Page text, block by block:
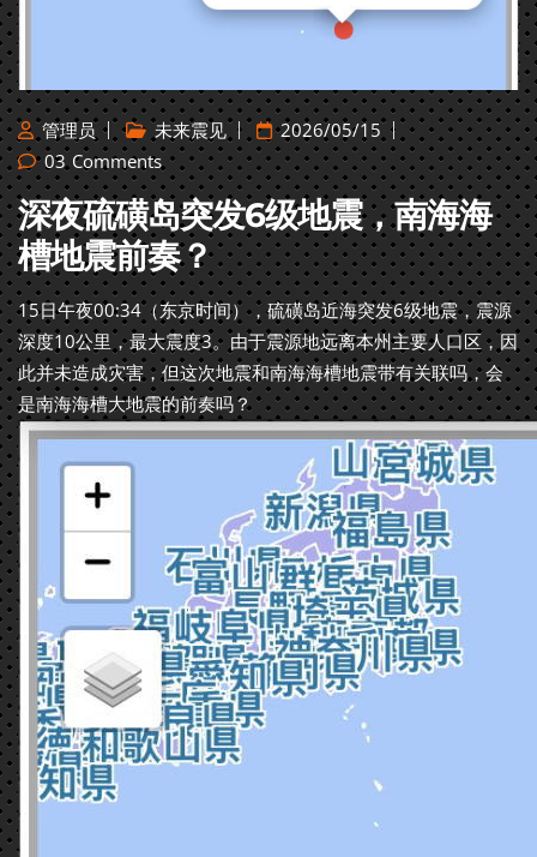
管理员 未来震见
2026/05/15
03 Comments
深夜硫磺岛突发6级地震，南海海
槽地震前奏？
15日午夜00:34（东京时间），硫磺岛近海突发6级地震，震源
深度10公里，最大震度3。由于震源地远离本州主要人口区，因
此并未造成灾害，但这次地震和南海海槽地震带有关联吗，会
是南海海槽大地震的前奏吗？